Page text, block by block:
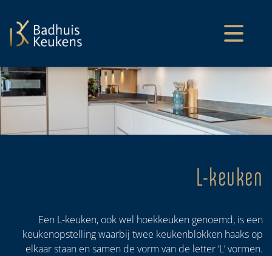
L-keuken
Een L-keuken, ook wel hoekkeuken genoemd, is een
keukenopstelling waarbij twee keukenblokken haaks op
elkaar staan en samen de vorm van de letter ‘L’ vormen.